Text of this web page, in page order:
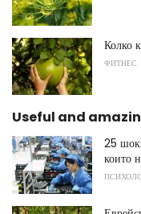
Колко
ФИТНЕС
Useful and
25
които